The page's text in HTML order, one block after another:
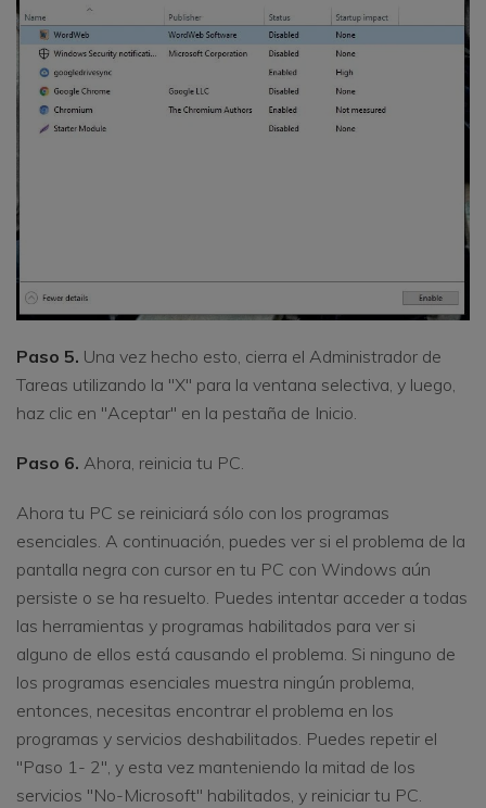
Paso 5. Una vez hecho esto, cierra el Administrador de
Tareas utilizando la "X" para la ventana selectiva, y luego,
haz clic en "Aceptar" en la pestaña de Inicio.
Paso 6. Ahora, reinicia tu PC.
Ahora tu PC se reiniciará sólo con los programas
esenciales. A continuación, puedes ver si el problema de la
pantalla negra con cursor en tu PC con Windows aún
persiste o se ha resuelto. Puedes intentar acceder a todas
las herramientas y programas habilitados para ver si
alguno de ellos está causando el problema. Si ninguno de
los programas esenciales muestra ningún problema,
entonces, necesitas encontrar el problema en los
programas y servicios deshabilitados. Puedes repetir el
"Paso 1- 2", y esta vez manteniendo la mitad de los
servicios "No-Microsoft" habilitados, y reiniciar tu PC.